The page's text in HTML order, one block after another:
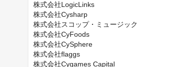
株式会社LogicLinks
株式会社Cysharp
株式会社スコップ・ミュージック
株式会社CyFoods
株式会社CySphere
株式会社flaggs
株式会社Cygames Capital